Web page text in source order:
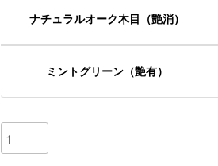
ナチュラルオーク木目（艶消）
ミントグリーン（艶有）